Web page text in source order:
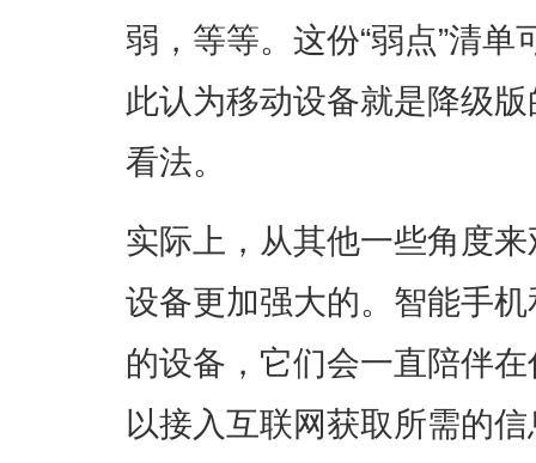
弱，等等。这份“弱点”清
此认为移动设备就是降级
看法。
实际上，从其他一些角度
设备更加强大的。智能手
的设备，它们会一直陪伴
以接入互联网获取所需的